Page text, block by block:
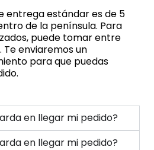
entrega estándar es de 5
de la península. Para
puede tomar entre
Te enviaremos un
para que puedas
en llegar mi pedido?
en llegar mi pedido?